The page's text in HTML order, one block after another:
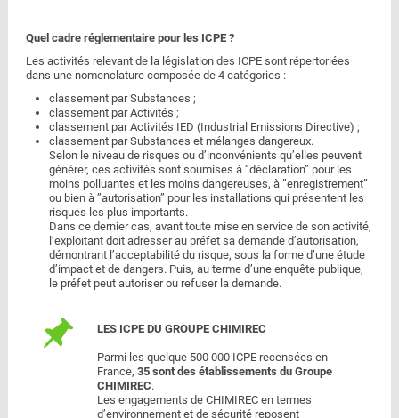
Quel cadre réglementaire pour les ICPE ?
Les activités relevant de la législation des ICPE sont répertoriées
dans une nomenclature composée de 4 catégories :
classement par Substances ;
classement par Activités ;
classement par Activités IED (Industrial Emissions Directive) ;
classement par Substances et mélanges dangereux.
Selon le niveau de risques ou d’inconvénients qu’elles peuvent
générer, ces activités sont soumises à ”déclaration” pour les
moins polluantes et les moins dangereuses, à ”enregistrement”
ou bien à ”autorisation” pour les installations qui présentent les
risques les plus importants.
Dans ce dernier cas, avant toute mise en service de son activité,
l’exploitant doit adresser au préfet sa demande d’autorisation,
démontrant l’acceptabilité du risque, sous la forme d’une étude
d’impact et de dangers. Puis, au terme d’une enquête publique,
le préfet peut autoriser ou refuser la demande.
LES ICPE DU GROUPE CHIMIREC
Parmi les quelque 500 000 ICPE recensées en
France, 35 sont des établissements du Groupe
CHIMIREC.
Les engagements de CHIMIREC en termes
d’environnement et de sécurité reposent